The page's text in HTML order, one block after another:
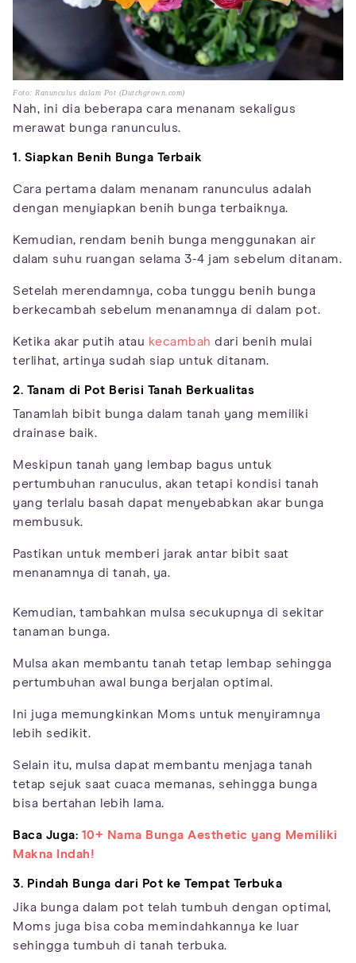
Foto: Ranunculus dalam Pot (Dutchgrown.com)
Nah, ini dia beberapa cara menanam sekaligus
merawat bunga ranunculus.
1. Siapkan Benih Bunga Terbaik
Cara pertama dalam menanam ranunculus adalah
dengan menyiapkan benih bunga terbaiknya.
Kemudian, rendam benih bunga menggunakan air
dalam suhu ruangan selama 3-4 jam sebelum ditanam.
Setelah merendamnya, coba tunggu benih bunga
berkecambah sebelum menanamnya di dalam pot.
Ketika akar putih atau kecambah dari benih mulai
terlihat, artinya sudah siap untuk ditanam.
2. Tanam di Pot Berisi Tanah Berkualitas
Tanamlah bibit bunga dalam tanah yang memiliki
drainase baik.
Meskipun tanah yang lembap bagus untuk
pertumbuhan ranuculus, akan tetapi kondisi tanah
yang terlalu basah dapat menyebabkan akar bunga
membusuk.
Pastikan untuk memberi jarak antar bibit saat
menanamnya di tanah, ya.
Kemudian, tambahkan mulsa secukupnya di sekitar
tanaman bunga.
Mulsa akan membantu tanah tetap lembap sehingga
pertumbuhan awal bunga berjalan optimal.
Ini juga memungkinkan Moms untuk menyiramnya
lebih sedikit.
Selain itu, mulsa dapat membantu menjaga tanah
tetap sejuk saat cuaca memanas, sehingga bunga
bisa bertahan lebih lama.
Baca Juga: 10+ Nama Bunga Aesthetic yang Memiliki
Makna Indah!
3. Pindah Bunga dari Pot ke Tempat Terbuka
Jika bunga dalam pot telah tumbuh dengan optimal,
Moms juga bisa coba memindahkannya ke luar
sehingga tumbuh di tanah terbuka.